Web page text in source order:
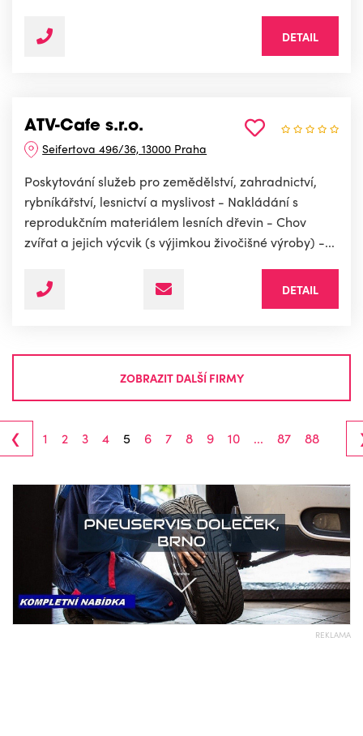
DETAIL
ATV-Cafe s.r.o.
Seifertova 496/36, 13000 Praha
Poskytování služeb pro zemědělství, zahradnictví,
rybníkářství, lesnictví a myslivost - Nakládání s
reprodukčním materiálem lesních dřevin - Chov
zvířat a jejich výcvik (s výjimkou živočišné výroby) -...
DETAIL
ZOBRAZIT DALŠÍ FIRMY
‹ 1 2 3 4 5 6 7 8 9 10 ... 87 88
REKLAMA